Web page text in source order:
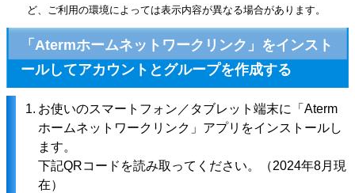
ど、ご利用の環境によっては表示内容が異なる場合があります。
「Atermホームネットワークリンク」をインスト
ールしてアカウントとグループを作成する
1. お使いのスマートフォン／タブレット端末に「Aterm
ホームネットワークリンク」アプリをインストールし
ます。
下記QRコードを読み取ってください。（2024年8月現
在）